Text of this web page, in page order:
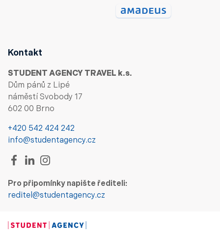
Kontakt
STUDENT AGENCY TRAVEL k.s.
Dům pánů z Lipé
náměstí Svobody 17
602 00 Brno
+420 542 424 242
info@studentagency.cz
Pro připomínky napište řediteli:
reditel@studentagency.cz